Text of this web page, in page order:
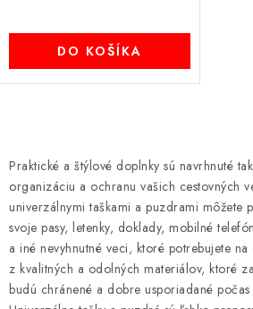
DO KOŠÍKA
v
l
á
d
a
c
i
Praktické a štýlové doplnky sú navrhnuté
organizáciu a ochranu vašich cestovných
univerzálnymi taškami a puzdrami môžete
svoje pasy, letenky, doklady, mobilné
a iné nevyhnutné veci, ktoré potrebujete
z kvalitných a odolných materiálov, ktoré
budú chránené a dobre usporiadané